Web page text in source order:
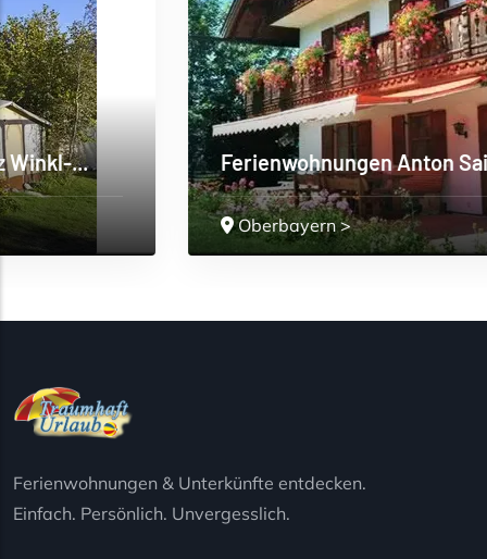
Ferienwohnungen Anton Sailer
Oberbayern >
Ferienwohnungen & Unterkünfte entdecken.
Einfach. Persönlich. Unvergesslich.